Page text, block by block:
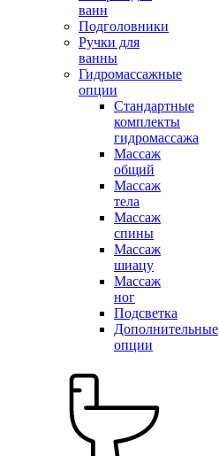
ванн
Подголовники
Ручки для
ванны
Гидромассажные
опции
Стандартные
комплекты
гидромассажа
Массаж
общий
Массаж
тела
Массаж
спины
Массаж
шиацу
Массаж
ног
Подсветка
Дополнительные
опции